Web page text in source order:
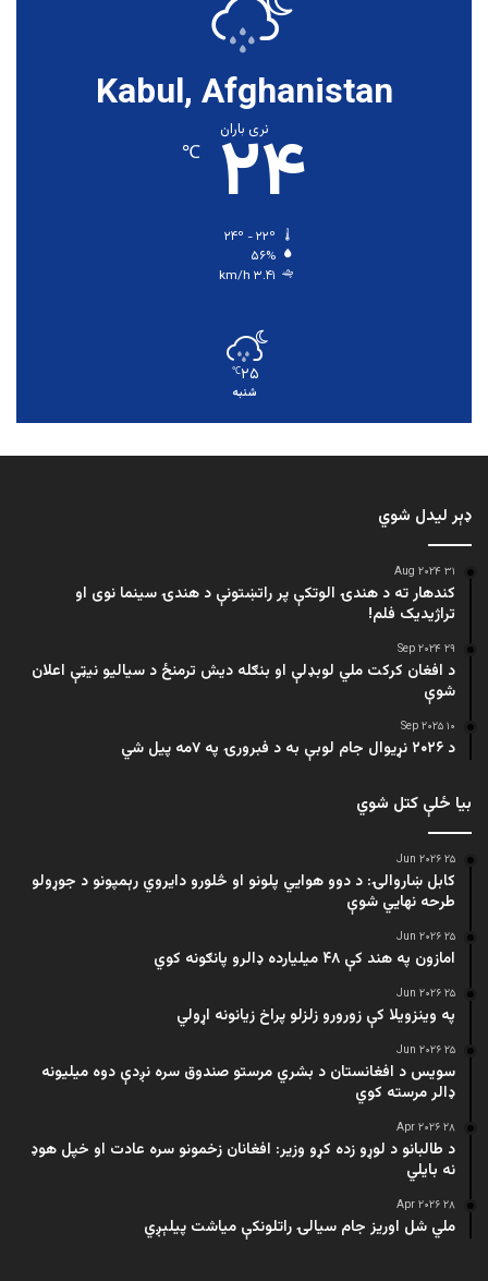
Kabul, Afghanistan
نری باران
۲۴ ℃
۵۶%
۳.۴۱ km/h
۲۵℃
شنبه
ډېر لیدل شوي
۳۱ Aug ۲۰۲۴
کندهار ته د هندۍ الوتکې پر راتښتونې د هندۍ سینما نوی او
تراژيديک فلم!
۲۹ Sep ۲۰۲۴
د افغان کرکت ملي لوبډلې او بنګله دیش ترمنځ د سیالیو نیټې اعلان
شوې
۱۰ Sep ۲۰۲۵
د ۲۰۲۶ نړیوال جام لوبې به د فبرورۍ په ۷مه پیل شي
بیا ځلې کتل شوي
۲۵ Jun ۲۰۲۶
کابل ښاروالۍ: د دوو هوايي پلونو او څلورو دایروي رېمپونو د جوړولو
طرحه نهایي شوې
۲۵ Jun ۲۰۲۶
امازون په هند کې ۴۸ میلیارده ډالرو پانګونه کوي
۲۵ Jun ۲۰۲۶
په وینزویلا کې زورورو زلزلو پراخ زیانونه اړولي
۲۵ Jun ۲۰۲۶
سویس د افغانستان د بشري مرستو صندوق سره نږدې دوه میلیونه
ډالر مرسته کوي
۲۸ Apr ۲۰۲۶
د طالبانو د لوړو زده کړو وزیر: افغانان زخمونو سره عادت او خپل هوډ
نه بایلي
۲۸ Apr ۲۰۲۶
ملي شل اوریز جام سیالۍ راتلونکې میاشت پیلېږي